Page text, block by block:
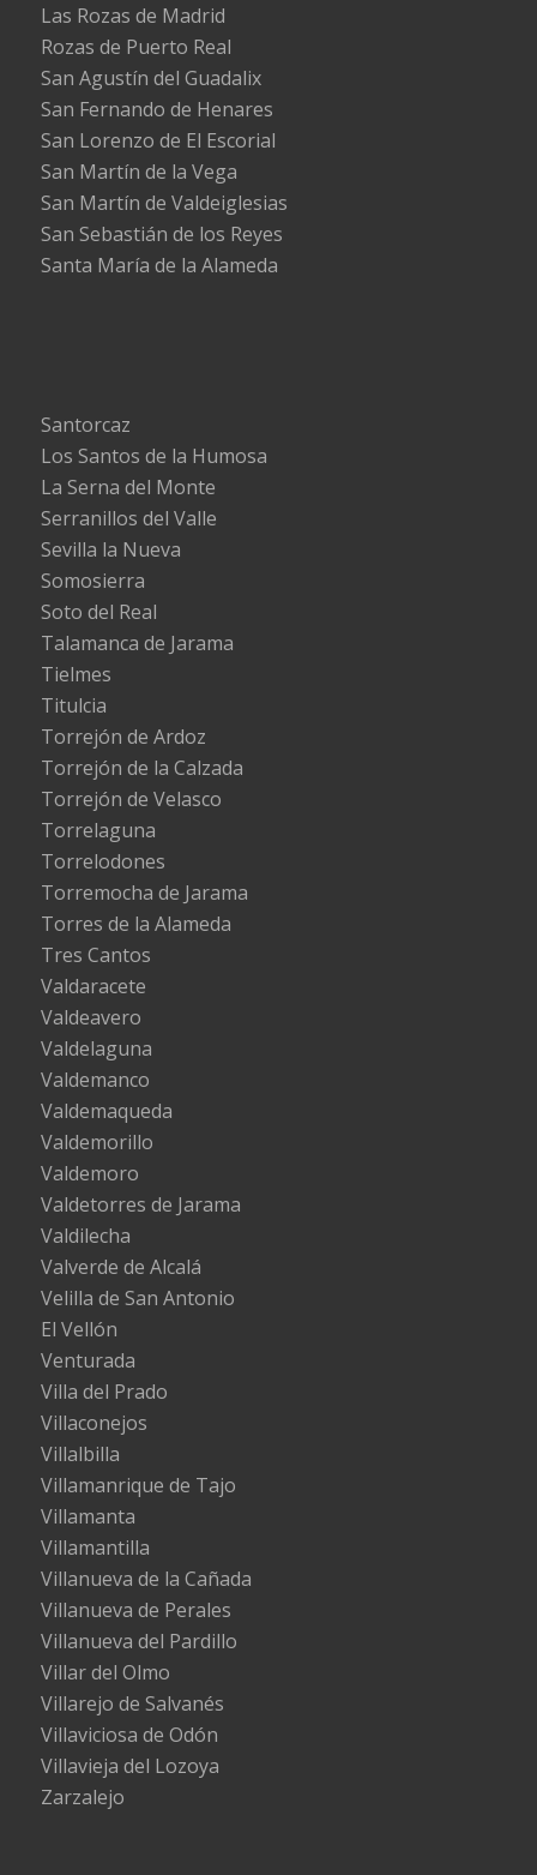
Las Rozas de Madrid
Rozas de Puerto Real
San Agustín del Guadalix
San Fernando de Henares
San Lorenzo de El Escorial
San Martín de la Vega
San Martín de Valdeiglesias
San Sebastián de los Reyes
Santa María de la Alameda
Santorcaz
Los Santos de la Humosa
La Serna del Monte
Serranillos del Valle
Sevilla la Nueva
Somosierra
Soto del Real
Talamanca de Jarama
Tielmes
Titulcia
Torrejón de Ardoz
Torrejón de la Calzada
Torrejón de Velasco
Torrelaguna
Torrelodones
Torremocha de Jarama
Torres de la Alameda
Tres Cantos
Valdaracete
Valdeavero
Valdelaguna
Valdemanco
Valdemaqueda
Valdemorillo
Valdemoro
Valdetorres de Jarama
Valdilecha
Valverde de Alcalá
Velilla de San Antonio
El Vellón
Venturada
Villa del Prado
Villaconejos
Villalbilla
Villamanrique de Tajo
Villamanta
Villamantilla
Villanueva de la Cañada
Villanueva de Perales
Villanueva del Pardillo
Villar del Olmo
Villarejo de Salvanés
Villaviciosa de Odón
Villavieja del Lozoya
Zarzalejo